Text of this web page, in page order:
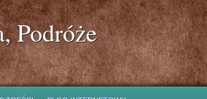
Podróże